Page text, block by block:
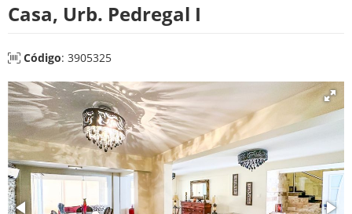
Casa, Urb. Pedregal I
Código: 3905325